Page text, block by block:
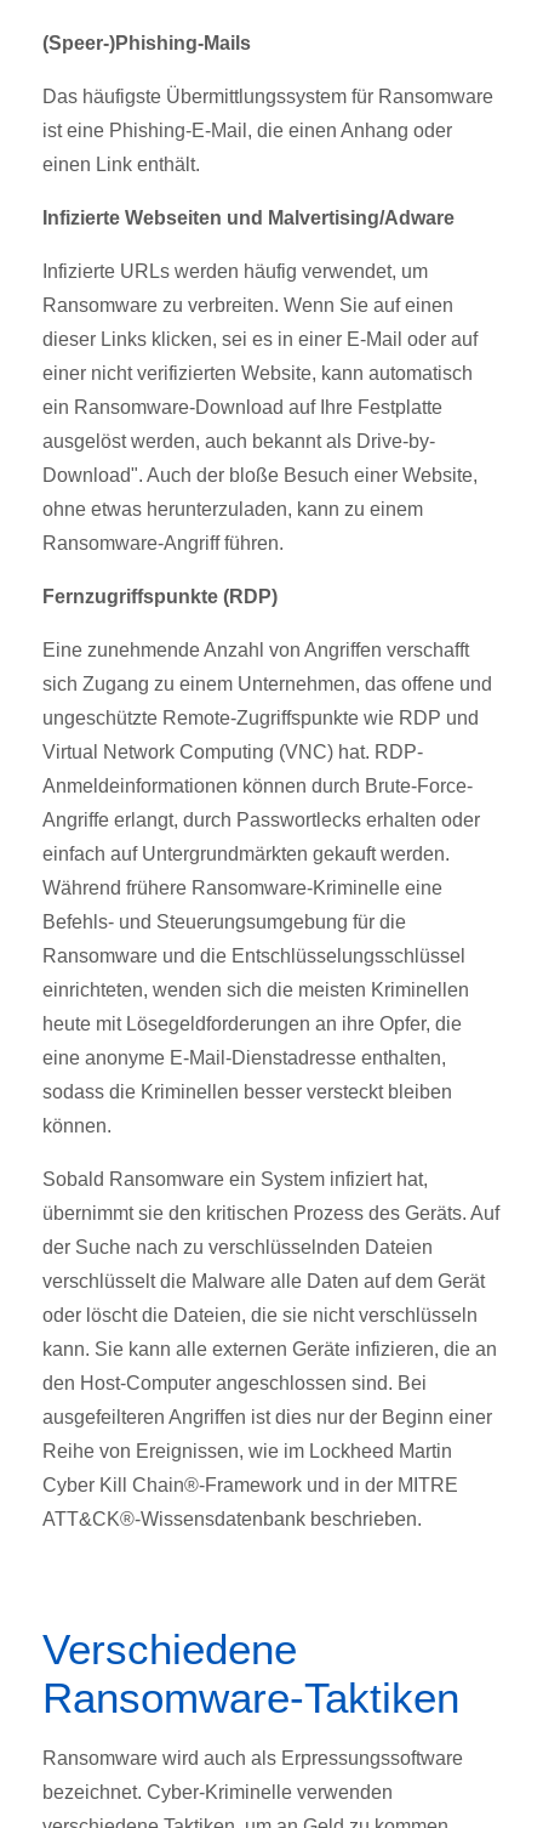
(Speer-)Phishing-Mails
Das häufigste Übermittlungssystem für Ransomware
ist eine Phishing-E-Mail, die einen Anhang oder
einen Link enthält.
Infizierte Webseiten und Malvertising/Adware
Infizierte URLs werden häufig verwendet, um
Ransomware zu verbreiten. Wenn Sie auf einen
dieser Links klicken, sei es in einer E-Mail oder auf
einer nicht verifizierten Website, kann automatisch
ein Ransomware-Download auf Ihre Festplatte
ausgelöst werden, auch bekannt als Drive-by-
Download". Auch der bloße Besuch einer Website,
ohne etwas herunterzuladen, kann zu einem
Ransomware-Angriff führen.
Fernzugriffspunkte (RDP)
Eine zunehmende Anzahl von Angriffen verschafft
sich Zugang zu einem Unternehmen, das offene und
ungeschützte Remote-Zugriffspunkte wie RDP und
Virtual Network Computing (VNC) hat. RDP-
Anmeldeinformationen können durch Brute-Force-
Angriffe erlangt, durch Passwortlecks erhalten oder
einfach auf Untergrundmärkten gekauft werden.
Während frühere Ransomware-Kriminelle eine
Befehls- und Steuerungsumgebung für die
Ransomware und die Entschlüsselungsschlüssel
einrichteten, wenden sich die meisten Kriminellen
heute mit Lösegeldforderungen an ihre Opfer, die
eine anonyme E-Mail-Dienstadresse enthalten,
sodass die Kriminellen besser versteckt bleiben
können.
Sobald Ransomware ein System infiziert hat,
übernimmt sie den kritischen Prozess des Geräts. Auf
der Suche nach zu verschlüsselnden Dateien
verschlüsselt die Malware alle Daten auf dem Gerät
oder löscht die Dateien, die sie nicht verschlüsseln
kann. Sie kann alle externen Geräte infizieren, die an
den Host-Computer angeschlossen sind. Bei
ausgefeilteren Angriffen ist dies nur der Beginn einer
Reihe von Ereignissen, wie im Lockheed Martin
Cyber Kill Chain®-Framework und in der MITRE
ATT&CK®-Wissensdatenbank beschrieben.
Verschiedene
Ransomware-Taktiken
Ransomware wird auch als Erpressungssoftware
bezeichnet. Cyber-Kriminelle verwenden